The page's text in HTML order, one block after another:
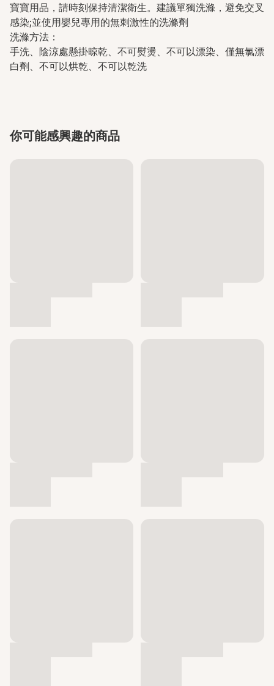
寶寶用品，請時刻保持清潔衛生。建議單獨洗滌，避免交叉
感染;並使用嬰兒專用的無刺激性的洗滌劑
洗滌方法：
手洗、陰涼處懸掛晾乾、不可熨燙、不可以漂染、僅無氯漂
白劑、不可以烘乾、不可以乾洗
你可能感興趣的商品